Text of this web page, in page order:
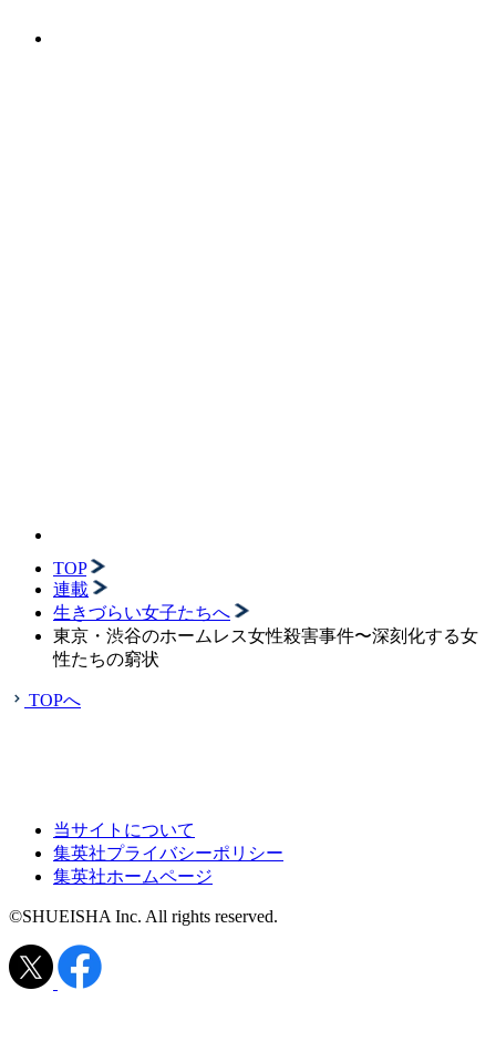
TOP
連載
生きづらい女子たちへ
東京・渋谷のホームレス女性殺害事件〜深刻化する女
性たちの窮状
TOPへ
当サイトについて
集英社プライバシーポリシー
集英社ホームページ
©SHUEISHA Inc. All rights reserved.